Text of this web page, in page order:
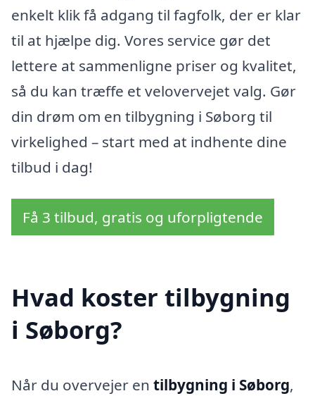
enkelt klik få adgang til fagfolk, der er klar
til at hjælpe dig. Vores service gør det
lettere at sammenligne priser og kvalitet,
så du kan træffe et velovervejet valg. Gør
din drøm om en tilbygning i Søborg til
virkelighed – start med at indhente dine
tilbud i dag!
Få 3 tilbud, gratis og uforpligtende
Hvad koster tilbygning
i Søborg?
Når du overvejer en tilbygning i Søborg,